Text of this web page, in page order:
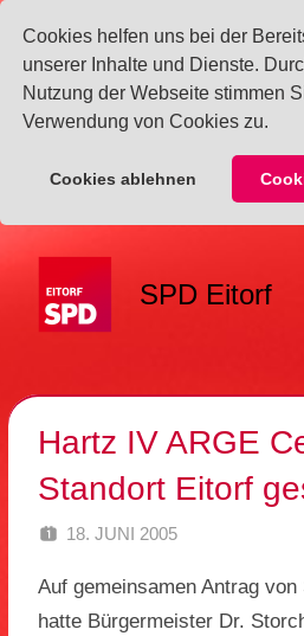
Cookies helfen uns bei der
unserer Inhalte und Dienste.
Nutzung der Webseite stimmen
Verwendung von Cookies zu.
Cookies ablehnen
springen
SPD Eitorf
Hartz IV ARGE
Standort Eitorf
18. JUNI 2005
Auf gemeinsamen Antrag
hatte Bürgermeister Dr.